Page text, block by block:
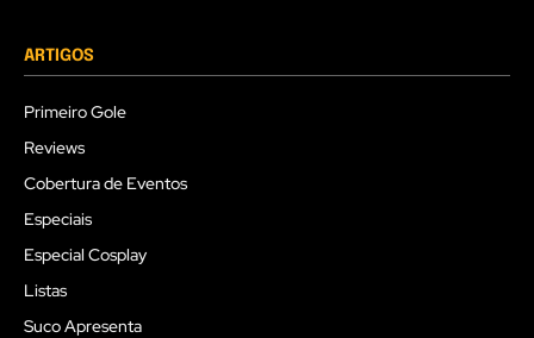
ARTIGOS
Primeiro Gole
Reviews
Cobertura de Eventos
Especiais
Especial Cosplay
Listas
Suco Apresenta